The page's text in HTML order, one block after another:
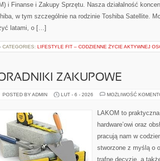
i Finanse i Zakupy Sprzętu. Nasza działalność
w tym szczególnie na rodzinie Toshiba Satellite.
latami, o […]
CATEGORIES: LIFESTYLE FIT – CODZIENNE ŻYCIE AKTYWNEJ
ZAKUPOWE
POSTED BY ADMIN LUT - 6 - 2026 MOŻLIWOŚĆ
LAKOM to
hardware’owi oraz
pracują nam w
stworzone z myślą o
trafne decyzje, a